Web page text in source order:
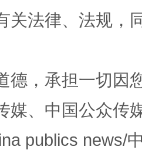
县开幕 规模
关法律、法规，
德，承担一切因
媒、中国公众传
publics news/